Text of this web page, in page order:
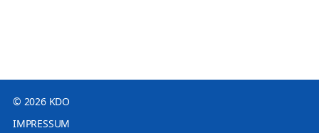
© 2026 KDO
IMPRESSUM